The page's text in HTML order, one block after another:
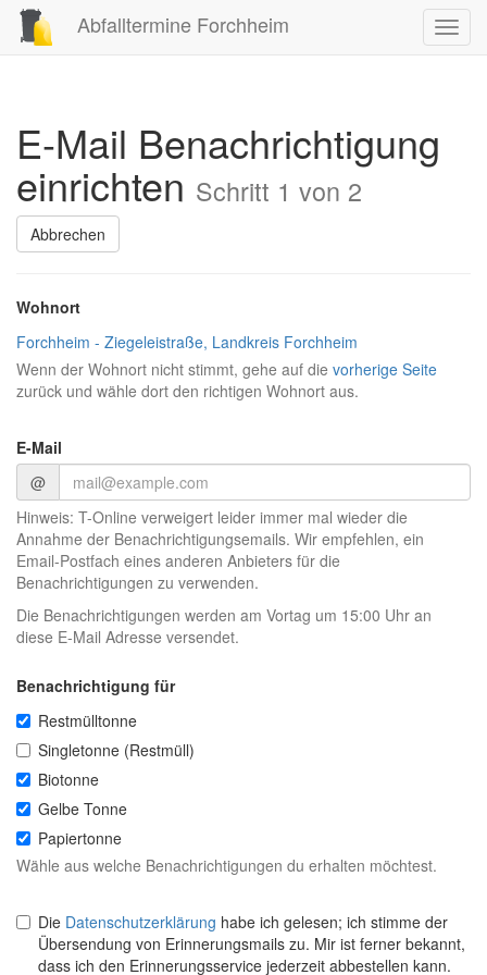
Abfalltermine Forchheim
E-Mail Benachrichtigung
einrichten Schritt 1 von 2
Abbrechen
Wohnort
Forchheim - Ziegeleistraße, Landkreis Forchheim
Wenn der Wohnort nicht stimmt, gehe auf die vorherige Seite
zurück und wähle dort den richtigen Wohnort aus.
E-Mail
@
Hinweis: T-Online verweigert leider immer mal wieder die
Annahme der Benachrichtigungsemails. Wir empfehlen, ein
Email-Postfach eines anderen Anbieters für die
Benachrichtigungen zu verwenden.
Die Benachrichtigungen werden am Vortag um 15:00 Uhr an
diese E-Mail Adresse versendet.
Benachrichtigung für
Restmülltonne
Singletonne (Restmüll)
Biotonne
Gelbe Tonne
Papiertonne
Wähle aus welche Benachrichtigungen du erhalten möchtest.
Die Datenschutzerklärung habe ich gelesen; ich stimme der
Übersendung von Erinnerungsmails zu. Mir ist ferner bekannt,
dass ich den Erinnerungsservice jederzeit abbestellen kann.